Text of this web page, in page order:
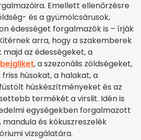
Emellett ellenőrzésre
és a gyümölcsárusok,
édességet forgalmazók is – írják
arra, hogy a szakemberek
az édességeket, a
bejgliket, a szezonális zöldségeket,
húsokat, a halakat, a
húskészítményeket és az
termékét a virslit. Idén is
egységekben forgalmazott
mandula és kókuszreszelék
vizsgálatára.